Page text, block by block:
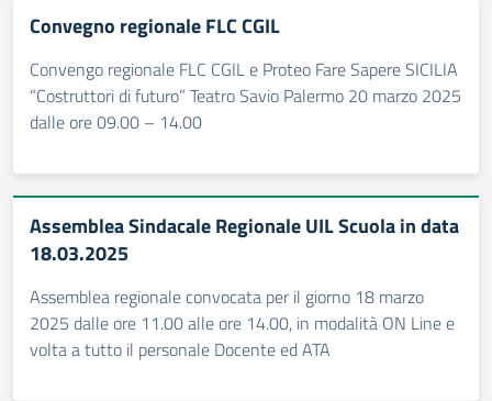
Convegno regionale FLC CGIL
Convengo regionale FLC CGIL e Proteo Fare Sapere SICILIA
“Costruttori di futuro” Teatro Savio Palermo 20 marzo 2025
dalle ore 09.00 – 14.00
Assemblea Sindacale Regionale UIL Scuola in data
18.03.2025
Assemblea regionale convocata per il giorno 18 marzo
2025 dalle ore 11.00 alle ore 14.00, in modalità ON Line e
volta a tutto il personale Docente ed ATA